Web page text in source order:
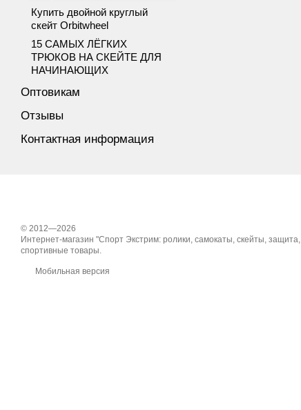
Купить двойной круглый
скейт Orbitwheel
15 САМЫХ ЛЁГКИХ
ТРЮКОВ НА СКЕЙТЕ ДЛЯ
НАЧИНАЮЩИХ
Оптовикам
Отзывы
Контактная информация
© 2012—2026
Интернет-магазин "Спорт Экстрим: ролики, самокаты, скейты, защита,
спортивные товары.
Мобильная версия